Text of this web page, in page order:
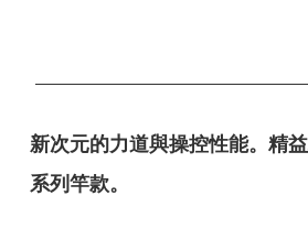
新次元的力道與操控性能。精
系列竿款。